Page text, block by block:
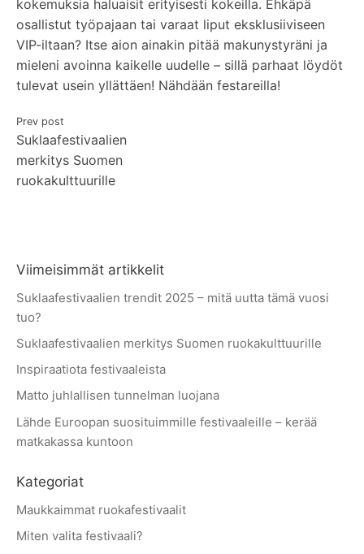
kokemuksia haluaisit erityisesti kokeilla. Ehkäpä
osallistut työpajaan tai varaat liput eksklusiiviseen
VIP-iltaan? Itse aion ainakin pitää makunystyräni ja
mieleni avoinna kaikelle uudelle – sillä parhaat löydöt
tulevat usein yllättäen! Nähdään festareilla!
Artikkelien
selaus
Prev post
Suklaafestivaalien
merkitys Suomen
ruokakulttuurille
Viimeisimmät artikkelit
Suklaafestivaalien trendit 2025 – mitä uutta tämä vuosi
tuo?
Suklaafestivaalien merkitys Suomen ruokakulttuurille
Inspiraatiota festivaaleista
Matto juhlallisen tunnelman luojana
Lähde Euroopan suosituimmille festivaaleille – kerää
matkakassa kuntoon
Kategoriat
Maukkaimmat ruokafestivaalit
Miten valita festivaali?